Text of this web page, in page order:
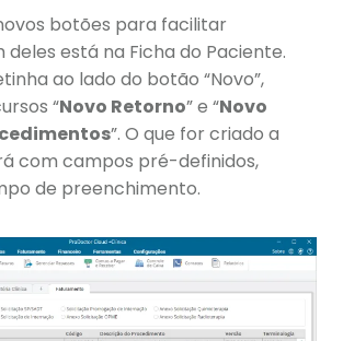
botões para facilitar
deles está na Ficha do Paciente.
ao lado do botão “Novo”,
“Novo Retorno” e “Novo
”. O que for criado a
com campos pré-definidos,
de preenchimento.